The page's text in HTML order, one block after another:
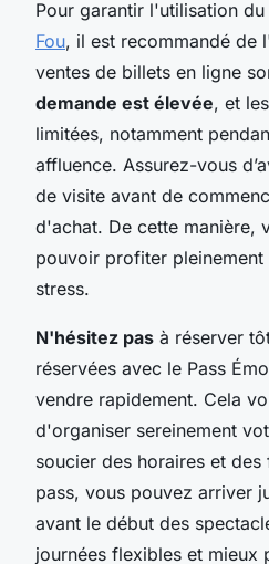
Pour garantir l'utilisation du
Fou, il est recommandé de
ventes de billets en ligne
demande est élevée, et
limitées, notamment
affluence. Assurez-vous
de visite avant de
d'achat. De cette manière,
pouvoir profiter pleinement
stress.
N'hésitez pas à réserver
réservées avec le Pass
vendre rapidement. Cela
d'organiser sereinement
soucier des horaires et
pass, vous pouvez arriver
avant le début des
journées flexibles et mieux